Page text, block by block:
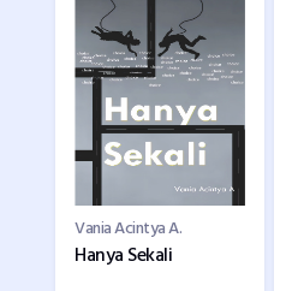
Vania Acintya A.
Hanya Sekali